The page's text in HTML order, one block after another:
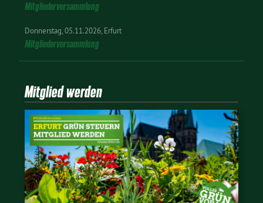
Mitgliederversammlung
Donnerstag 05.11.2026 Erfurt
Mitgliederversammlung
Mitglied werden